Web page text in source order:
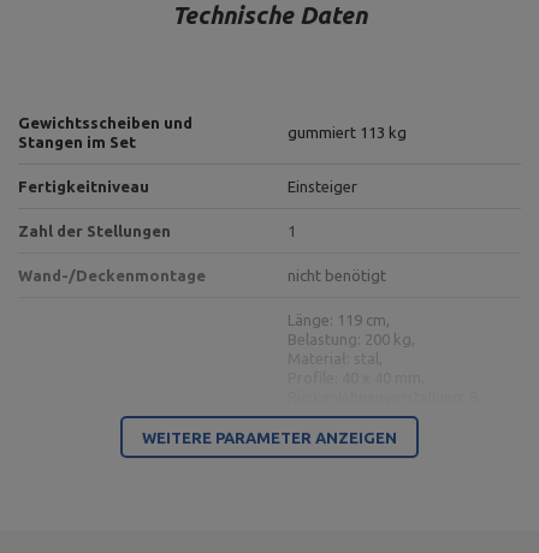
Technische Daten
Gewichtsscheiben und
Stangen im Set
gummiert 113 kg
Fertigkeitniveau Einsteiger
Zahl der Stellungen 1
Wand-/Deckenmontage nicht benötigt
beidseitig verstellbare
Hantelbank MH-L114
Länge: 119 cm,
Belastung: 200 kg,
Materiał: stal,
Positionen (-22°, 0°, 15°, 25°,
35°, 45°, 56°, 67°, 84°),
Sitzverstellung: 3 Positionen,
WEITERE PARAMETER ANZEIGEN